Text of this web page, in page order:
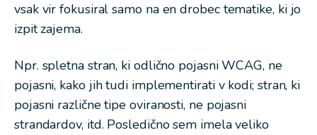
vsak vir fokusiral samo na en drobec tematike, ki jo
izpit zajema.
Npr. spletna stran, ki odlično pojasni WCAG, ne
pojasni, kako jih tudi implementirati v kodi; stran, ki
pojasni različne tipe oviranosti, ne pojasni
strandardov, itd. Posledično sem imela veliko